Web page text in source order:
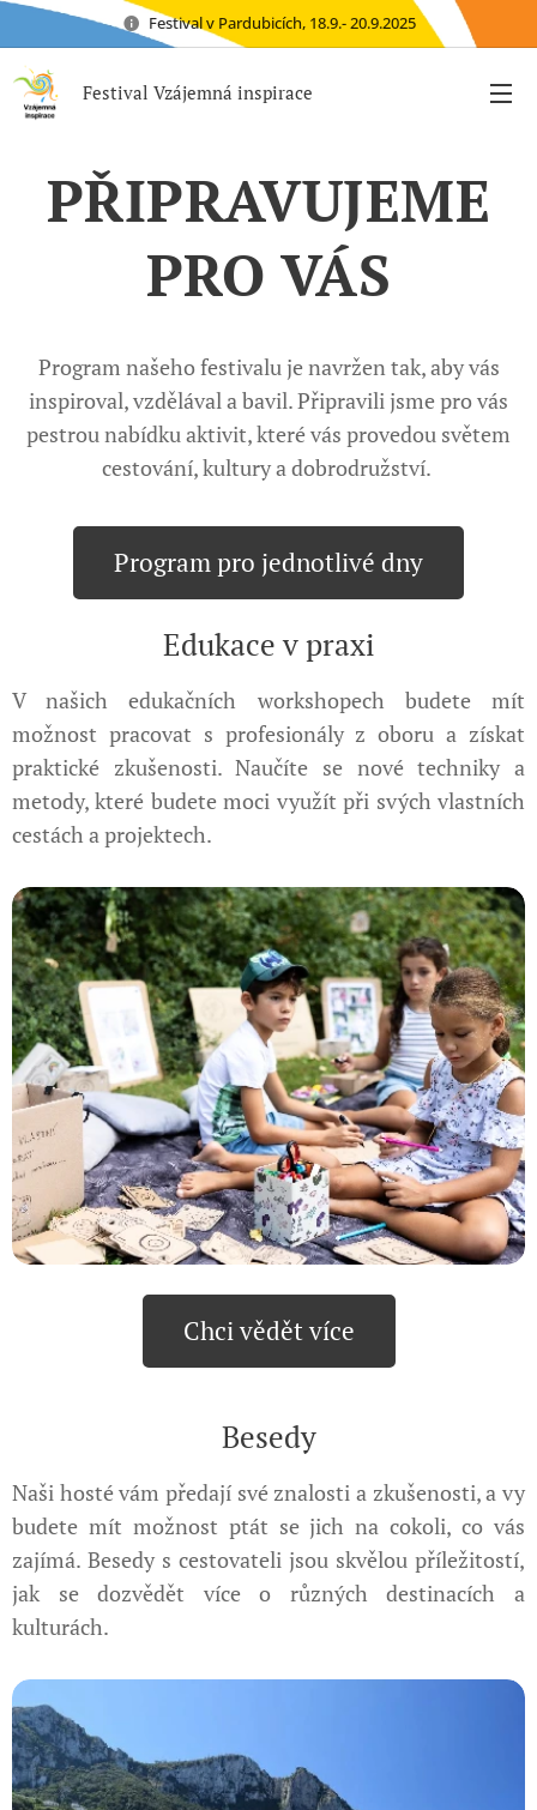
Festival v Pardubicích, 18.9.- 20.9.2025
Festival Vzájemná inspirace
PŘIPRAVUJEME
PRO VÁS
Program našeho festivalu je navržen tak, aby vás
inspiroval, vzdělával a bavil. Připravili jsme pro vás
pestrou nabídku aktivit, které vás provedou světem
cestování, kultury a dobrodružství.
Program pro jednotlivé dny
Edukace v praxi
V našich edukačních workshopech budete mít
možnost pracovat s profesionály z oboru a získat
praktické zkušenosti. Naučíte se nové techniky a
metody, které budete moci využít při svých vlastních
cestách a projektech.
Chci vědět více
Besedy
Naši hosté vám předají své znalosti a zkušenosti, a vy
budete mít možnost ptát se jich na cokoli, co vás
zajímá. Besedy s cestovateli jsou skvělou příležitostí,
jak se dozvědět více o různých destinacích a
kulturách.